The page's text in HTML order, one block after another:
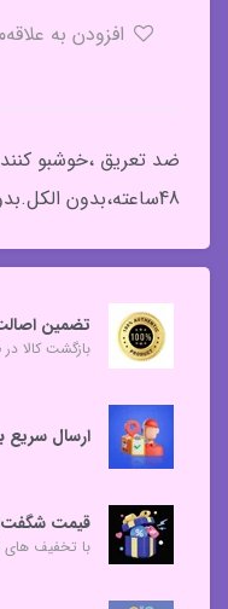
ضد تعریق ،خوشبو
48ساعته،بدون الکل.بدون اثر لک و سفیدک لباس.
تضمین
بازگشت کالا
ارسال سریع
قیمت
با تخفیف های